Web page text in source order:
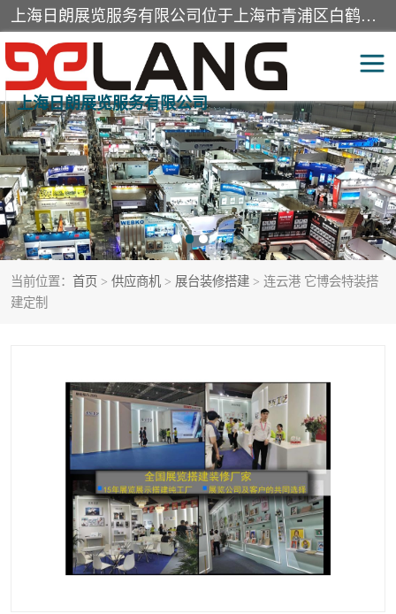
上海日朗展览服务有限公司位于上海市青浦区白鹤镇，营业范围有展览展示会务服务，室内装饰设计及施工，展示道具设计制作，舞台设计，图文设计，灯箱制作，园林绿化工程，广告装潢材料，建筑材料，办公用品，工艺礼品日用百货销售。
上海日朗展览服务有限公司
当前位置： 首页 > 供应商机 > 展台装修搭建 > 连云港 它博会特装搭
建定制
展台装修搭建 活动会议执行
展厅装修 专柜制作
展会装修设计 展会搭建
活动策划 展会服务